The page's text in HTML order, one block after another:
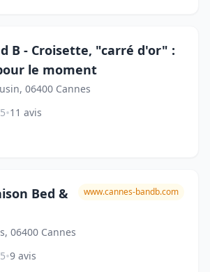
B - Croisette, "carré d'or" :
le moment
06400 Cannes
•11 avis
Bed &
06400 Cannes
www.cannes-bandb.com
•9 avis